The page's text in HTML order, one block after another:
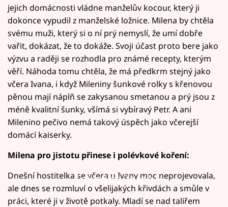
jejich domácnosti vládne manželův kocour, který ji
dokonce vypudil z manželské ložnice. Milena by chtěla
svému muži, který si o ní prý nemyslí, že umí dobře
vařit, dokázat, že to dokáže. Svoji účast proto bere jako
výzvu a raději se rozhodla pro známé recepty, kterým
věří. Náhoda tomu chtěla, že má předkrm stejný jako
včera Ivana, i když Mileniny šunkové rolky s křenovou
pěnou mají náplň se zakysanou smetanou a prý jsou z
méně kvalitní šunky, všímá si vybíravý Petr. A ani
Milenino pečivo nemá takový úspěch jako včerejší
domácí kaiserky.
Milena pro jistotu přinese i polévkové koření:
Failed to fetch
Dnešní hostitelka se včera u Ivany moc neprojevovala,
ale dnes se rozmluví o všelijakých křivdách a smůle v
práci, které ji v životě potkaly. Mladí se nad talířem